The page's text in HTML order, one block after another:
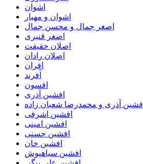
اشوان
اشوان و مهیار
اصغر جمال و محسن جمال
اصغر قنبری
اصلان حقیقت
اصلان رادان
افران
اَفرند
افسون
افشین آذری
افشین آذری و محمدرضا شعبان زاده
افشین اشرفی
افشین امینی
افشین حسنی
افشین خان
افشین سیاهپوش